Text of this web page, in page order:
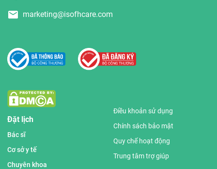
marketing@isofhcare.com
Đặt lịch
Bác sĩ
Cơ sở y tế
Chuyên khoa
Điều khoản sử dụng
Chính sách bảo mật
Quy chế hoạt động
Trung tâm trợ giúp